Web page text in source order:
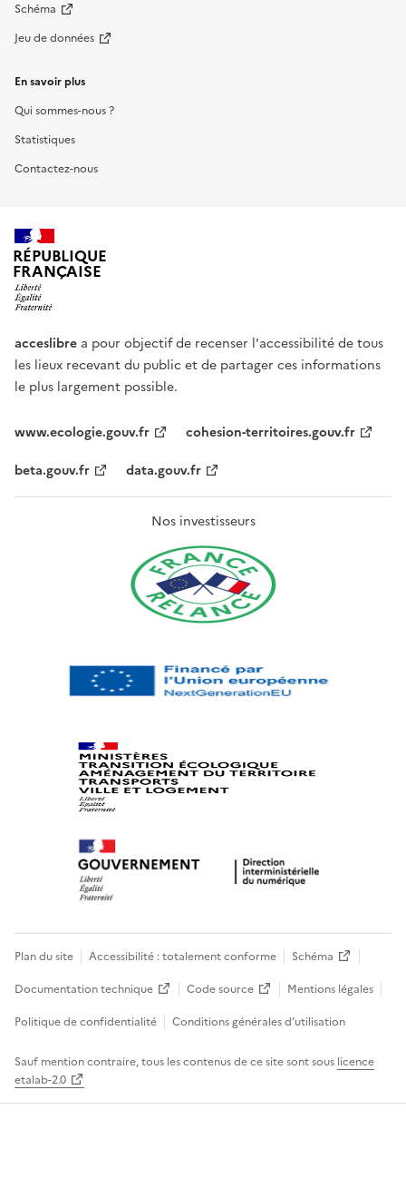
Schéma
Jeu de données
En savoir plus
Qui sommes-nous ?
Statistiques
Contactez-nous
RÉPUBLIQUE
FRANÇAISE
acceslibre a pour objectif de recenser l'accessibilité de tous
les lieux recevant du public et de partager ces informations
le plus largement possible.
www.ecologie.gouv.fr
cohesion-territoires.gouv.fr
beta.gouv.fr
data.gouv.fr
Nos investisseurs
Plan du site Accessibilité : totalement conforme
Schéma
Documentation technique
Code source
Mentions légales
Politique de confidentialité
Conditions générales d’utilisation
Sauf mention contraire, tous les contenus de ce site sont sous licence
etalab-2.0